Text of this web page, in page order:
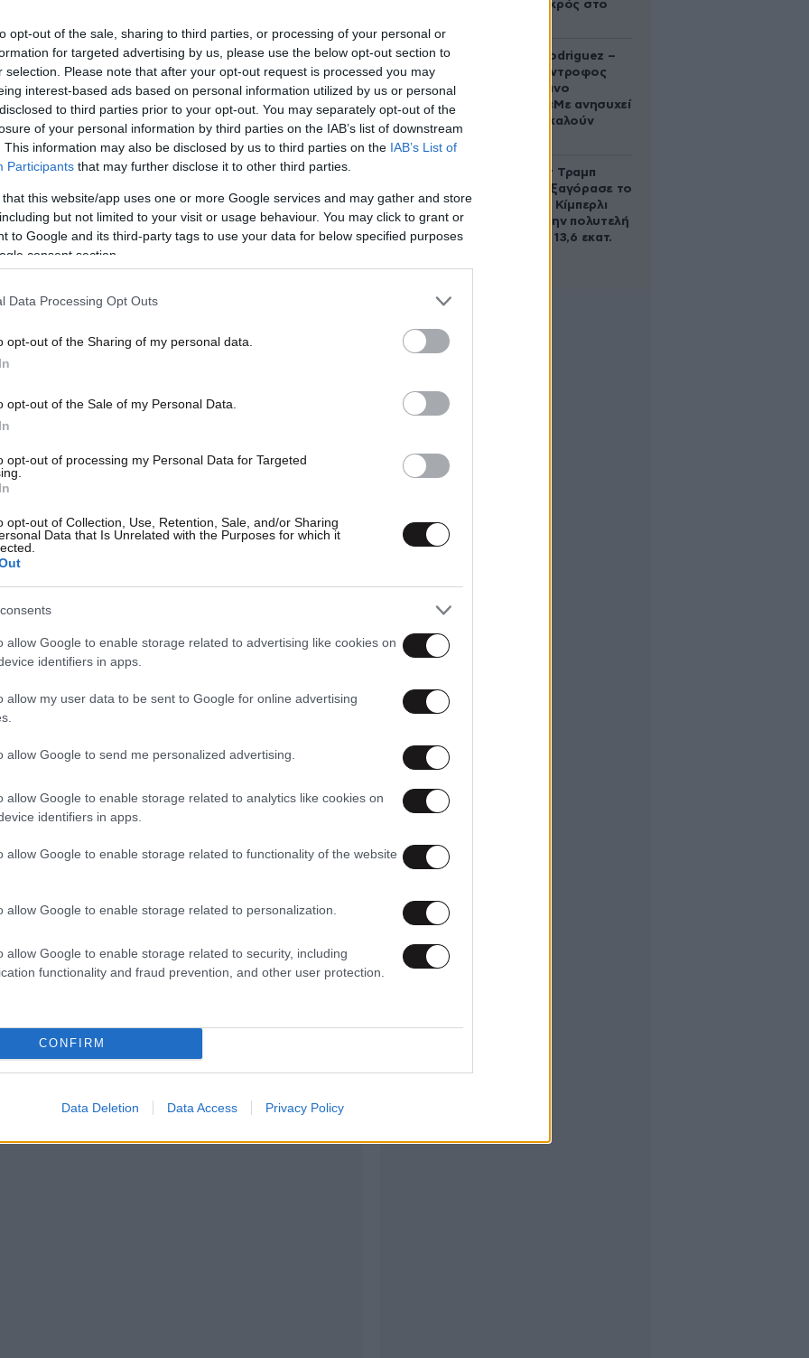
opt-out of the sale, sharing to third parties, or processing of your personal or
for targeted advertising by us, please use the below opt-out section to
selection. Please note that after your opt-out request is processed you may
interest-based ads based on personal information utilized by us or personal
to third parties prior to your opt-out. You may separately opt-out of the
of your personal information by third parties on the IAB’s list of downstream
This information may also be disclosed by us to third parties on the IAB’s List of
Participants that may further disclose it to other third parties.
that this website/app uses one or more Google services and may gather and store
but not limited to your visit or usage behaviour. You may click to grant or
to Google and its third-party tags to use your data for below specified purposes
consent section.
Data Processing Opt Outs
opt-out of the Sharing of my personal data.
opt-out of the Sale of my Personal Data.
opt-out of processing my Personal Data for Targeted
opt-out of Collection, Use, Retention, Sale, and/or Sharing
Data that Is Unrelated with the Purposes for which it
allow Google to enable storage related to advertising like cookies on
identifiers in apps.
allow my user data to be sent to Google for online advertising
allow Google to send me personalized advertising.
allow Google to enable storage related to analytics like cookies on
identifiers in apps.
allow Google to enable storage related to functionality of the website
allow Google to enable storage related to personalization.
allow Google to enable storage related to security, including
functionality and fraud prevention, and other user protection.
CONFIRM
Data Deletion Data Access Privacy Policy
Κόλλια – Τσαρουχά
Ναυτιλίας και Τουρισμού
Μεταφορών και Δικτύων: Χρήστος Σπίρτζης
Θόδωρος Δρίτσας
Έλενα Κουντουρά
Περιβάλλοντος και Ενέργειας
Γιάννης Τσιρώνης
Ανάπτυξης: Βαγγέλης Αποστόλου
Παναγιώτης Σγουρίδης
Μάρδας
εσόδων:
και Θρησκευμάτων
Νίκος Ξυδάκης
Τάσος Κουράκης
Καινοτομίας: Κώστας Φωτάκης
Κοντονής
βρέθηκε νεκρός στο
Georgina Rodriguez –
Ξεσπά η σύντροφος
του Κριστιάνο
Ρονάλντο: «Με ανησυχεί
που με αποκαλούν
Ο Ντόναλντ Τραμπ
Τζούνιορ εξαγόρασε το
μερίδιο της Κίμπερλι
Γκίλφοϊλ στην πολυτελή
έπαυλη των 13,6 εκατ.